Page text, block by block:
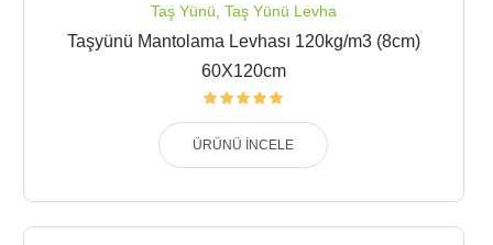
Taş Yünü Taş Yünü Levha
Taşyünü Mantolama Levhası 120kg/m3 (8cm)
60X120cm
ÜRÜNÜ İNCELE